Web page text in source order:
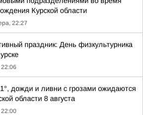
Курской области
22:27
праздник: День физкультурника
дожди и ливни с грозами ожидаются
области 8 августа
22:00